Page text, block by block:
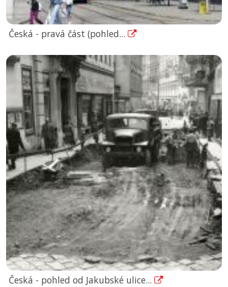
Česká - pravá část (pohled...
Česká - pohled od Jakubské ulice...